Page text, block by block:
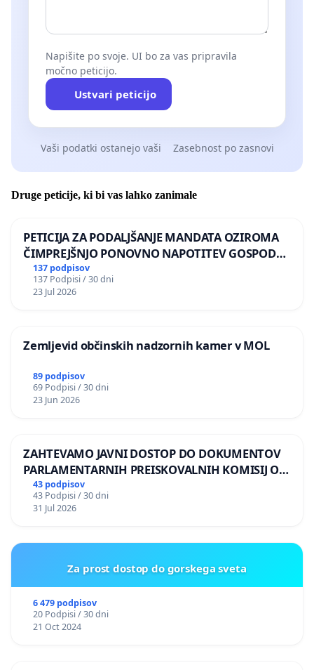
Napišite po svoje. UI bo za vas pripravila
močno peticijo.
Ustvari peticijo
Vaši podatki ostanejo vaši Zasebnost po zasnovi
Druge peticije, ki bi vas lahko zanimale
PETICIJA ZA PODALJŠANJE MANDATA OZIROMA
ČIMPREJŠNJO PONOVNO NAPOTITEV GOSPODA
BERNARDA ŠRAJNERJA NA VELEPOSLANIŠTVO
REPUBLIKE SLOVENIJE V MOSKVI
137 podpisov
137 Podpisi / 30 dni
23 Jul 2026
Zemljevid občinskih nadzornih kamer v MOL
89 podpisov
69 Podpisi / 30 dni
23 Jun 2026
ZAHTEVAMO JAVNI DOSTOP DO DOKUMENTOV
PARLAMENTARNIH PREISKOVALNIH KOMISIJ O
ILEGALNI TRGOVINI Z OROŽJEM
43 podpisov
43 Podpisi / 30 dni
31 Jul 2026
Za prost dostop do gorskega sveta
6 479 podpisov
20 Podpisi / 30 dni
21 Oct 2024